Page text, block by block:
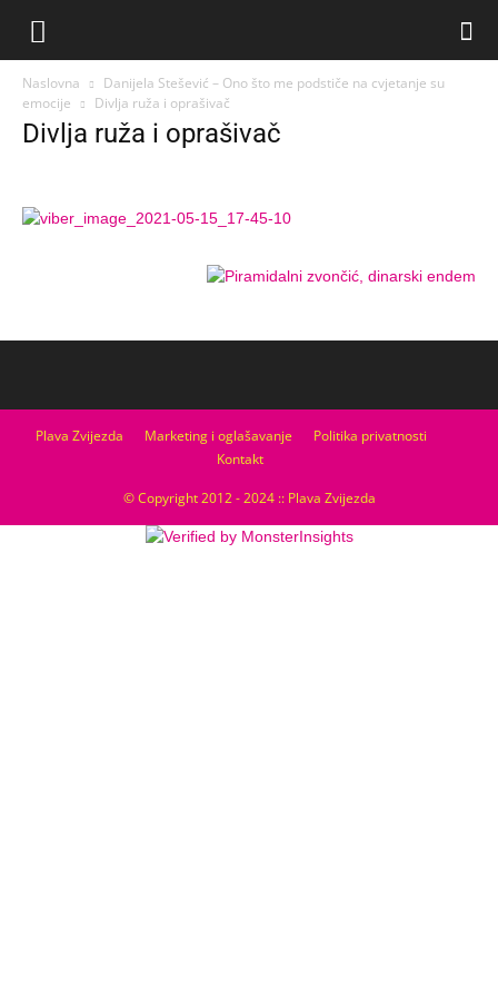
Naslovna
Danijela Stešević – Ono što me podstiče na cvjetanje su
emocije
Divlja ruža i oprašivač
Divlja ruža i oprašivač
Plava Zvijezda Marketing i oglašavanje
Politika privatnosti
Kontakt
© Copyright 2012 - 2024 :: Plava Zvijezda